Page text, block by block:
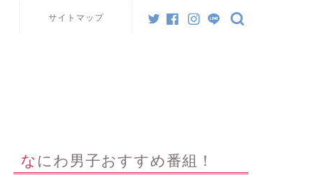
サイトマップ
なにわ男子おすすめ番組！